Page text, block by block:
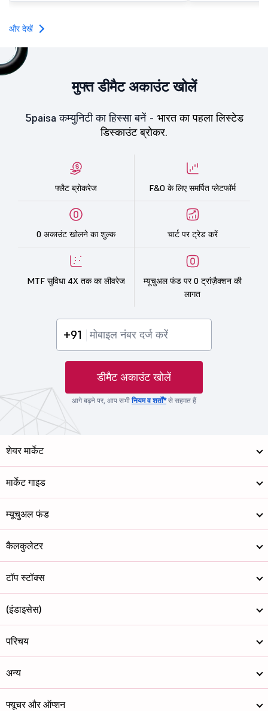
subscription. Oneindig
और देखें
मुफ्त डीमैट अकाउंट खोलें
5paisa कम्युनिटी का हिस्सा बनें - भारत का पहला लिस्टेड
डिस्काउंट ब्रोकर.
फ्लैट ब्रोकरेज F&O के लिए समर्पित प्लेटफॉर्म
0 अकाउंट खोलने का शुल्क चार्ट पर ट्रेड करें
MTF सुविधा 4X तक का लीवरेज
म्यूचुअल फंड पर 0 ट्रांज़ैक्शन की
लागत
+91
डीमैट अकाउंट खोलें
आगे बढ़ने पर, आप सभीनियम व शर्तों*से सहमत हैं
शेयर मार्केट
मार्केट गाइड
म्यूचुअल फंड
कैलकुलेटर
टॉप स्टॉक्स
(इंडाइसेस)
परिचय
अन्य
फ्यूचर और ऑप्शन